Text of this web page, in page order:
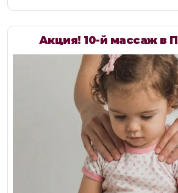
Акция! 10-й массаж в